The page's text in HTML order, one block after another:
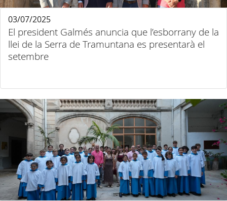
El president Galmés anuncia que l’esborrany de la
llei de la Serra de Tramuntana es presentarà el
setembre
03/07/2025